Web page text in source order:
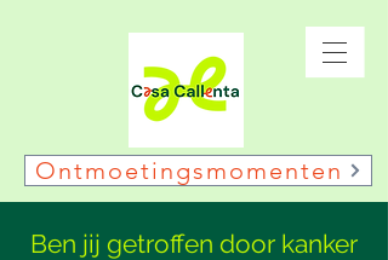
Ontmoetingsmomenten
Ben jij getroffen door kanker